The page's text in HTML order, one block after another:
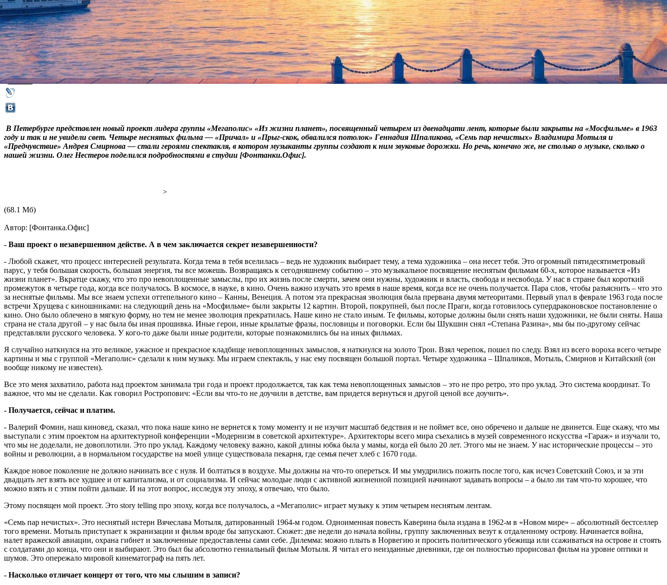
Лидер группы «Мегаполис» Олег Нестеров про новый проект «Из жизни планет» и про
наше время
28 января 2016,21:18 Версия для печати
В Петербурге представлен новый проект лидера группы «Мегаполис» «Из жизни планет», посвященный четырем из двенадцати лент, которые были закрыты на «Мосфильме» в 1963
году и так и не увидели свет. Четыре неснятых фильма — «Причал» и «Прыг-скок, обвалился потолок» Геннадия Шпаликова, «Семь пар нечистых» Владимира Мотыля и
«Предчувствие» Андрея Смирнова — стали героями спектакля, в котором музыканты группы создают к ним звуковые дорожки. Но речь, конечно же, не столько о музыке, сколько о
нашей жизни. Олег Нестеров поделился подробностями в студии [Фонтанки.Офис].
>
(68.1 Мб)
Автор: [Фонтанка.Офис]
- Ваш проект о незавершенном действе. А в чем заключается секрет незавершенности?
- Любой скажет, что процесс интересней результата. Когда тема в тебя вселилась – ведь не художник выбирает тему, а тема художника – она несет тебя. Это огромный пятидесятиметровый
парус, у тебя большая скорость, большая энергия, ты все можешь. Возвращаясь к сегодняшнему событию – это музыкальное посвящение неснятым фильмам 60-х, которое называется «Из
жизни планет». Вкратце скажу, что это про невоплощенные замыслы, про их жизнь после смерти, зачем они нужны, художник и власть, свобода и несвобода. У нас в стране был короткий
промежуток в четыре года, когда все получалось. В космосе, в науке, в кино. Очень важно изучать это время в наше время, когда все не очень получается. Пара слов, чтобы разъяснить – что это
за неснятые фильмы. Мы все знаем успехи оттепельного кино – Канны, Венеция. А потом эта прекрасная эволюция была прервана двумя метеоритами. Первый упал в феврале 1963 года после
встречи Хрущева с киношниками: на следующий день на «Мосфильме» были закрыты 12 картин. Второй, покрупней, был после Праги, когда готовилось супердраконовское постановление о
кино. Оно было облечено в мягкую форму, но тем не менее эволюция прекратилась. Наше кино не стало иным. Те фильмы, которые должны были снять наши художники, не были сняты. Наша
страна не стала другой – у нас была бы иная прошивка. Иные герои, иные крылатые фразы, пословицы и поговорки. Если бы Шукшин снял «Степана Разина», мы бы по-другому сейчас
представляли русского человека. У кого-то даже были иные родители, которые познакомились бы на иных фильмах.
Я случайно наткнулся на это великое, ужасное и прекрасное кладбище невоплощенных замыслов, я наткнулся на золото Трои. Взял черепок, пошел по следу. Взял из всего вороха всего четыре
картины и мы с группой «Мегаполис» сделали к ним музыку. Мы играем спектакль, у нас ему посвящен большой портал. Четыре художника – Шпаликов, Мотыль, Смирнов и Китайский (он
вообще никому не известен).
Все это меня захватило, работа над проектом занимала три года и проект продолжается, так как тема невоплощенных замыслов – это не про ретро, это про уклад. Это система координат. То
важное, что мы не сделали. Как говорил Ростропович: «Если вы что-то не доучили в детстве, вам придется вернуться и другой ценой все доучить».
- Получается, сейчас и платим.
- Валерий Фомин, наш киновед, сказал, что пока наше кино не вернется к тому моменту и не изучит масштаб бедствия и не поймет все, оно обречено и дальше не двинется. Еще скажу, что мы
выступали с этим проектом на архитектурной конференции «Модернизм в советской архитектуре». Архитекторы всего мира съехались в музей современного искусства «Гараж» и изучали то,
что мы не доделали, не довоплотили. Это про уклад. Каждому человеку важно, какой длины юбка была у мамы, когда ей было 20 лет. Этого мы не знаем. У нас исторические процессы – это
войны и революции, а в нормальном государстве на моей улице существовала пекарня, где семья печет хлеб с 1670 года.
Каждое новое поколение не должно начинать все с нуля. И болтаться в воздухе. Мы должны на что-то опереться. И мы умудрились пожить после того, как исчез Советский Союз, и за эти
двадцать лет взять все худшее и от капитализма, и от социализма. И сейчас молодые люди с активной жизненной позицией начинают задавать вопросы – а было ли там что-то хорошее, что
можно взять и с этим пойти дальше. И на этот вопрос, исследуя эту эпоху, я отвечаю, что было.
Этому посвящен мой проект. Это story telling про эпоху, когда все получалось, а «Мегаполис» играет музыку к этим четырем неснятым лентам.
«Семь пар нечистых». Это неснятый истерн Вячеслава Мотыля, датированный 1964-м годом. Одноименная повесть Каверина была издана в 1962-м в «Новом мире» – абсолютный бестселлер
того времени. Мотыль приступает к экранизации и фильм вроде бы запускают. Сюжет: две недели до начала войны, группу заключенных везут к отдаленному острову. Начинается война,
налет вражеской авиации, охрана гибнет и заключенные предоставлены сами себе. Дилемма: можно плыть в Норвегию и просить политического убежища или ссаживаться на острове и стоять
с солдатами до конца, что они и выбирают. Это был бы абсолютно гениальный фильм Мотыля. Я читал его неизданные дневники, где он полностью прорисовал фильм на уровне оптики и
шумов. Это опережало мировой кинематограф на пять лет.
- Насколько отличает концерт от того, что мы слышим в записи?